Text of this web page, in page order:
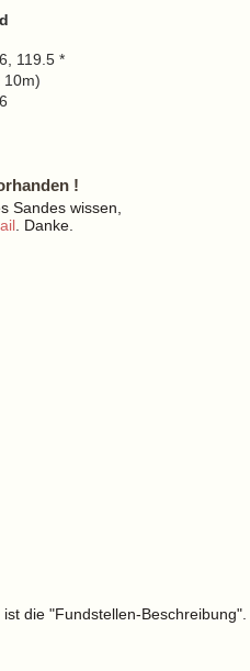
119.5 *
10m)
!
Sandes wissen,
. Danke.
die "Fundstellen-